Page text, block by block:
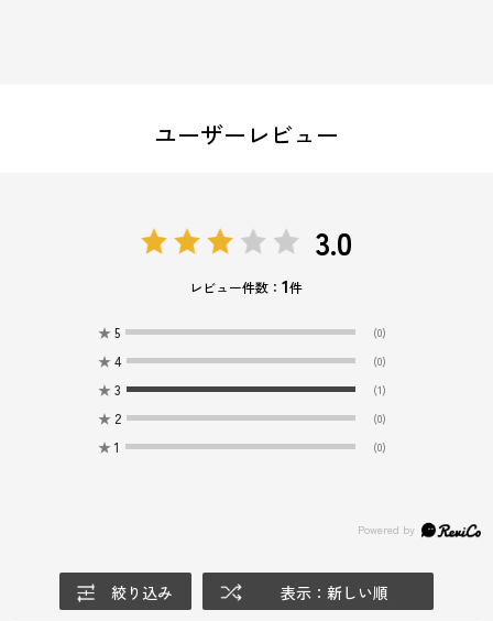
ユーザーレビュー
3.0
レビュー件数：1件
★ 5 (0)
★ 4 (0)
★ 3 (1)
★ 2 (0)
★ 1 (0)
絞り込み 表示：新しい順